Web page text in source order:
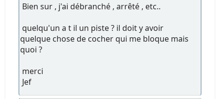
Bien sur , j'ai débranché , arrêté , etc..
quelqu'un a t il un piste ? il doit y avoir
quelque chose de cocher qui me bloque mais
quoi ?
merci
Jef